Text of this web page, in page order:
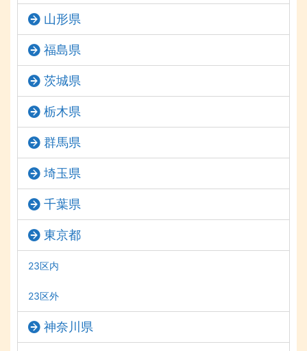
山形県
福島県
茨城県
栃木県
群馬県
埼玉県
千葉県
東京都
23区内
23区外
神奈川県